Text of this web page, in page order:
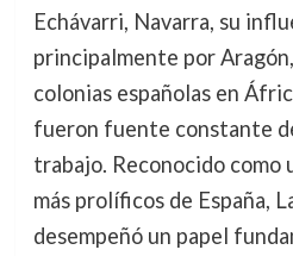
Echávarri, Navarra, su
principalmente por
colonias españolas en
fueron fuente constante
trabajo. Reconocido
más prolíficos de España,
desempeñó un papel